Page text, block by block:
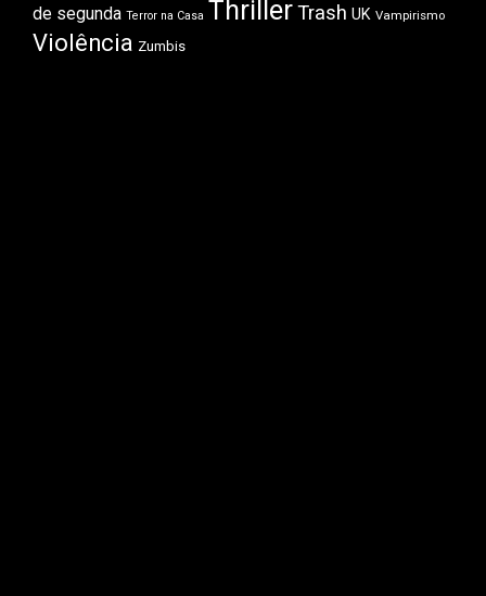
de segunda Terror na Casa ThrillerTrash UK Vampirismo
Violência Zumbis